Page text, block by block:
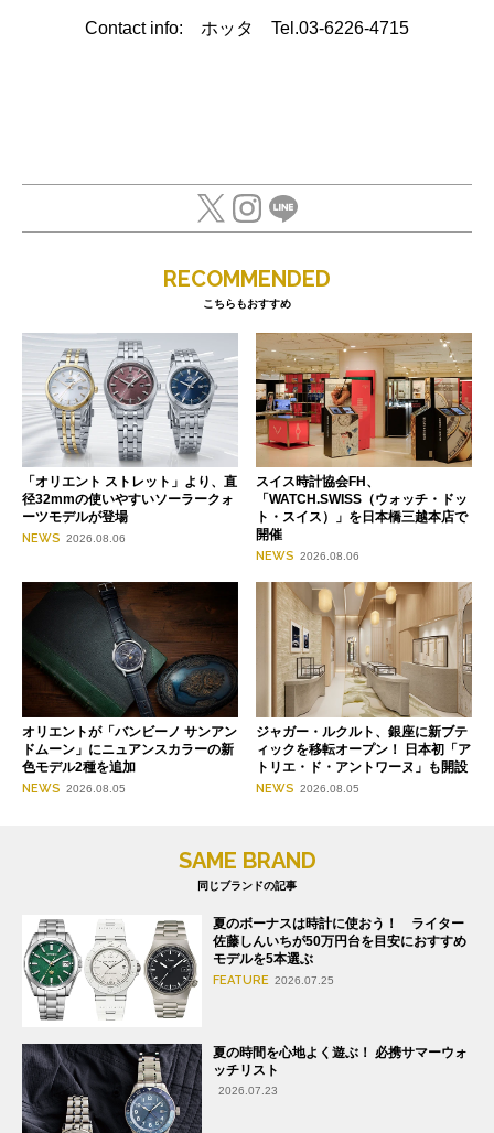
Contact info: ホッタ Tel.03-6226-4715
RECOMMENDED
こちらもおすすめ
「オリエント ストレット」より、直
径32mmの使いやすいソーラークォ
ーツモデルが登場
NEWS 2026.08.06
スイス時計協会FH、
「WATCH.SWISS（ウォッチ・ドッ
ト・スイス）」を日本橋三越本店で
開催
NEWS 2026.08.06
オリエントが「バンビーノ サンアン
ドムーン」にニュアンスカラーの新
色モデル2種を追加
NEWS 2026.08.05
ジャガー・ルクルト、銀座に新ブテ
ィックを移転オープン！ 日本初「ア
トリエ・ド・アントワーヌ」も開設
NEWS 2026.08.05
SAME BRAND
同じブランドの記事
夏のボーナスは時計に使おう！ ライター
佐藤しんいちが50万円台を目安におすすめ
モデルを5本選ぶ
FEATURE 2026.07.25
夏の時間を心地よく遊ぶ！ 必携サマーウォ
ッチリスト
2026.07.23